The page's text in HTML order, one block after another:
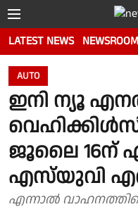
LATEST NEWS NEWSROOM
AUTO
ഇനി ന്യൂ
ജൂലൈ 16ന്
എസ്‌യുവി
എന്നാൽ